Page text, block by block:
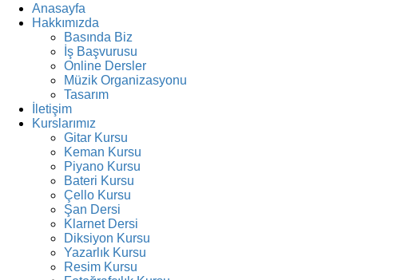
Anasayfa
Hakkımızda
Basında Biz
İş Başvurusu
Online Dersler
Müzik Organizasyonu
Tasarım
İletişim
Kurslarımız
Gitar Kursu
Keman Kursu
Piyano Kursu
Bateri Kursu
Çello Kursu
Şan Dersi
Klarnet Dersi
Diksiyon Kursu
Yazarlık Kursu
Resim Kursu